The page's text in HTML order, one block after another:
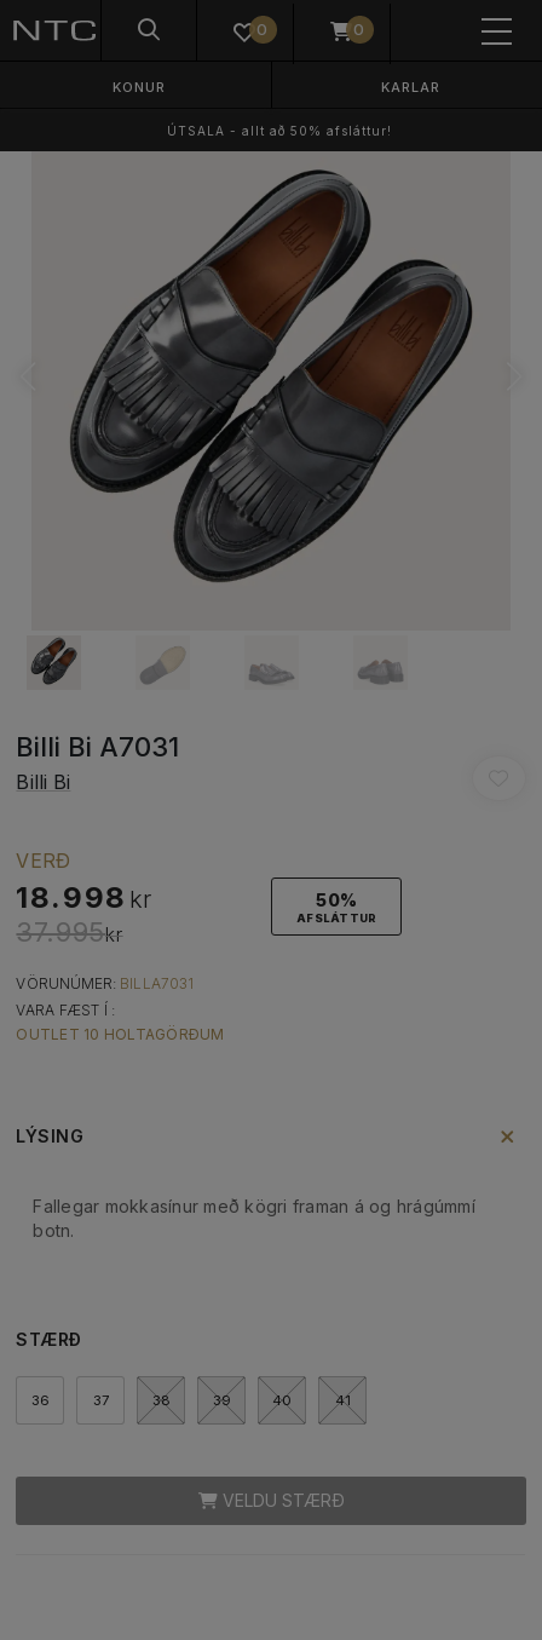
0 0
KONUR KARLAR
ÚTSALA - allt að 50% afsláttur!
Billi Bi A7031
Billi Bi
VERÐ
18.998 kr
37.995kr
50%
AFSLÁTTUR
VÖRUNÚMER: BILLA7031
VARA FÆST Í :
OUTLET 10 HOLTAGÖRÐUM
LÝSING
Fallegar mokkasínur með kögri framan á og hrágúmmí
botn.
STÆRÐ
36 37 38 39 40 41
VELDU STÆRÐ